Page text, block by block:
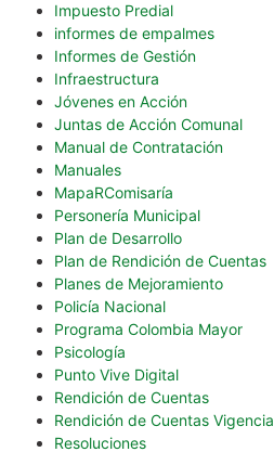
Impuesto Predial
informes de empalmes
Informes de Gestión
Infraestructura
Jóvenes en Acción
Juntas de Acción Comunal
Manual de Contratación
Manuales
MapaRComisaría
Personería Municipal
Plan de Desarrollo
Plan de Rendición de Cuentas
Planes de Mejoramiento
Policía Nacional
Programa Colombia Mayor
Psicología
Punto Vive Digital
Rendición de Cuentas
Rendición de Cuentas Vigencia
Resoluciones